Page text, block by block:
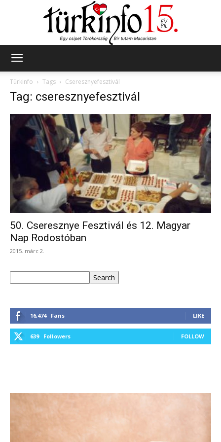
Türkinfo
Tags Cseresznyefesztivál
Tag: cseresznyefesztivál
50. Cseresznye Fesztivál és 12. Magyar
Nap Rodostóban
2015. márc 2.
Search
16,474 Fans LIKE
639 Followers FOLLOW